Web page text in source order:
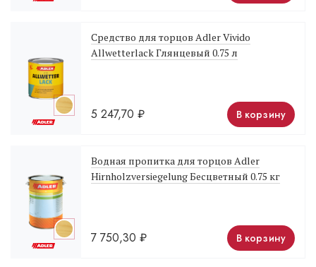
Средство для торцов Adler Vivido
Allwetterlack Глянцевый 0.75 л
5 247,70 ₽ В корзину
Водная пропитка для торцов Adler
Hirnholzversiegelung Бесцветный 0.75 кг
7 750,30 ₽ В корзину